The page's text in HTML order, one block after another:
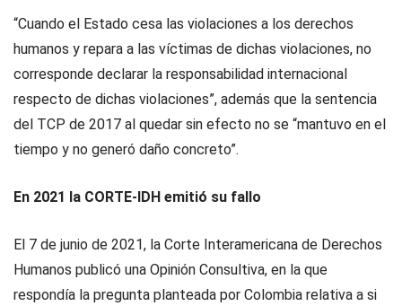
“Cuando el Estado cesa las violaciones a los derechos
humanos y repara a las víctimas de dichas violaciones, no
corresponde declarar la responsabilidad internacional
respecto de dichas violaciones”, además que la sentencia
del TCP de 2017 al quedar sin efecto no se “mantuvo en el
tiempo y no generó daño concreto”.
En 2021 la CORTE-IDH emitió su fallo
El 7 de junio de 2021, la Corte Interamericana de Derechos
Humanos publicó una Opinión Consultiva, en la que
respondía la pregunta planteada por Colombia relativa a si